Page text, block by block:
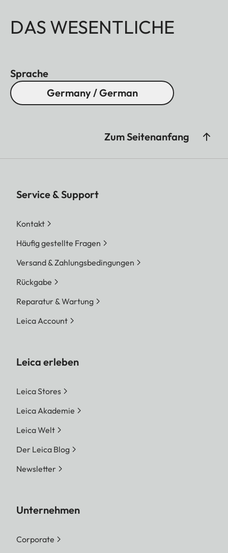
DAS WESENTLICHE
Sprache
Germany / German
Zum Seitenanfang
Service & Support
Kontakt
Häufig gestellte Fragen
Versand & Zahlungsbedingungen
Rückgabe
Reparatur & Wartung
Leica Account
Leica erleben
Leica Stores
Leica Akademie
Leica Welt
Der Leica Blog
Newsletter
Unternehmen
Corporate